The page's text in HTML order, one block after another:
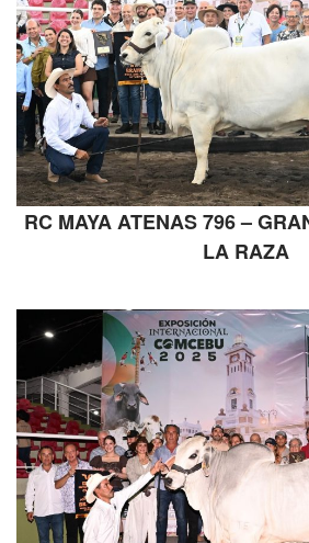
RC MAYA ATENAS 796 –
LA RAZA